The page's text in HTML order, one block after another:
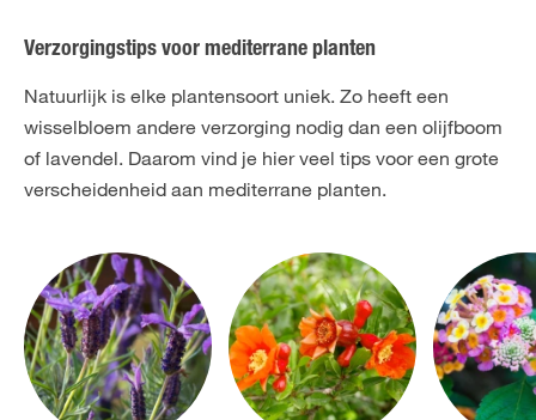
Verzorgingstips voor mediterrane planten
Natuurlijk is elke plantensoort uniek. Zo heeft een
wisselbloem andere verzorging nodig dan een olijfboom
of lavendel. Daarom vind je hier veel tips voor een grote
verscheidenheid aan mediterrane planten.